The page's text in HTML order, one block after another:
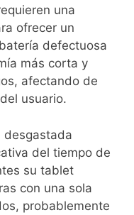
una
ofrecer un
defectuosa
más corta y
afectando de
usuario.
desgastada
del tiempo de
su tablet
con una sola
probablemente